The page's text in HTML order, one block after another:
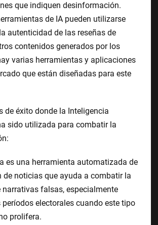
que indiquen desinformación.
de IA pueden utilizarse
autenticidad de las reseñas de
contenidos generados por los
varias herramientas y aplicaciones
que están diseñadas para este
de éxito donde la Inteligencia
sido utilizada para combatir la
es una herramienta automatizada de
de noticias que ayuda a combatir la
falsas, especialmente
electorales cuando este tipo
prolifera.